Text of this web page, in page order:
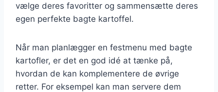
vælge deres favoritter og sammensætte deres
egen perfekte bagte kartoffel.
Når man planlægger en festmenu med bagte
kartofler, er det en god idé at tænke på,
hvordan de kan komplementere de øvrige
retter. For eksempel kan man servere dem